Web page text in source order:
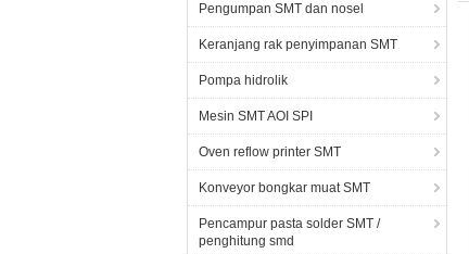
Pengumpan SMT dan nosel
Keranjang rak penyimpanan SMT
Pompa hidrolik
Mesin SMT AOI SPI
Oven reflow printer SMT
Konveyor bongkar muat SMT
Pencampur pasta solder SMT /
penghitung smd